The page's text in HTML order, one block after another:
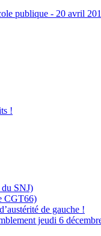
publique - 20 avril
!
SNJ)
CGT66)
de gauche !
jeudi 6